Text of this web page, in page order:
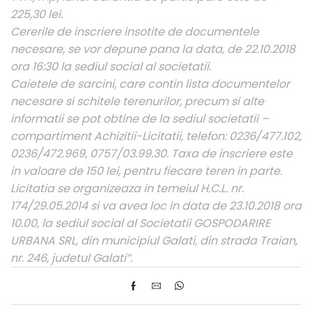
225,30 lei.
Cererile de inscriere insotite de documentele
necesare, se vor depune pana la data, de 22.10.2018
ora 16:30 la sediul social al societatii.
Caietele de sarcini, care contin lista documentelor
necesare si schitele terenurilor, precum si alte
informatii se pot obtine de la sediul societatii –
compartiment Achizitii-Licitatii, telefon: 0236/477.102,
0236/472.969, 0757/03.99.30. Taxa de inscriere este
in valoare de 150 lei, pentru fiecare teren in parte.
Licitatia se organizeaza in temeiul H.C.L. nr.
174/29.05.2014 si va avea loc in data de 23.10.2018 ora
10.00, la sediul social al Societatii GOSPODARIRE
URBANA SRL, din municipiul Galati, din strada Traian,
nr. 246, judetul Galati”.